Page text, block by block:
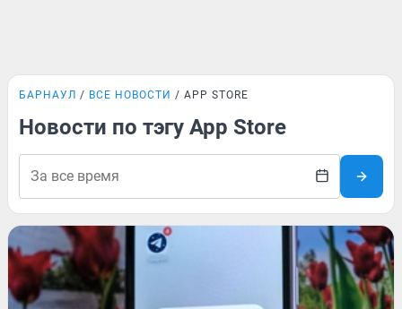
БАРНАУЛ ВСЕ НОВОСТИ APP STORE
Новости по тэгу App Store